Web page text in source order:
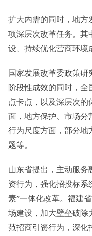
扩大内需的同时，地方
项深层次改革任务。其
设、持续优化营商环境
国家发展改革委政策研
阶段性成效的同时，全
点卡点，以及深层次的
面，地方保护、市场分
行为尺度方面，部分地
题等。
山东省提出，主动服务
资行为，强化招投标系
素”一体化改革。福建
场建设，加大壁垒破除
范招商引资行为，深化